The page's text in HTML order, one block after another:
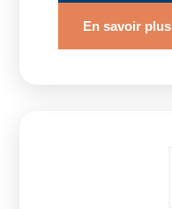
En savoir plus